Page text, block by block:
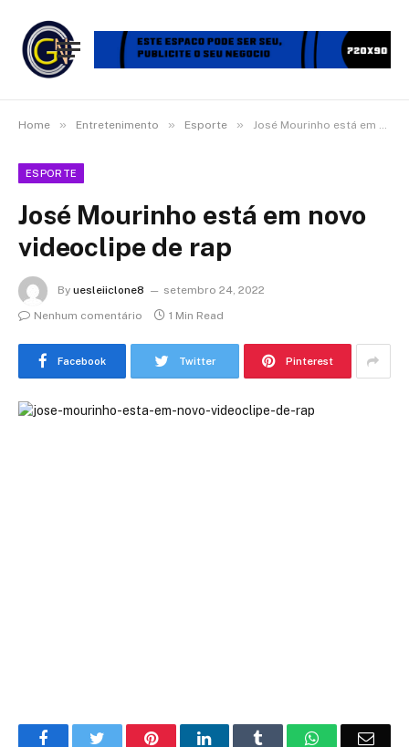
Home » Entretenimento » Esporte » José Mourinho está em novo videoclipe de rap
ESPORTE
José Mourinho está em novo
videoclipe de rap
By uesleiiclone8
setembro 24, 2022
Nenhum comentário
1 Min Read
Facebook Twitter Pinterest
FacebookTwitter PinterestLinkedIn Tumblr WhatsApp